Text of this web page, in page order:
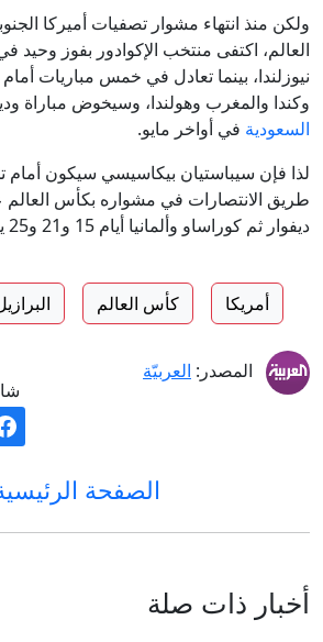
ولكن منذ انتهاء مشوار تصفيات أميركا
العالم، اكتفى منتخب الإكوادور بفوز وحيد
نيوزلندا، بينما تعادل في خمس مباريات
وكندا والمغرب وهولندا، وسيخوض مباراة
السعودية في أواخر مايو.
لذا فإن سيباستيان بيكاسيسي سيكون أمام
طريق الانتصارات في مشواره بكأس
ديفوار ثم كوراساو وألمانيا أيام 15 و21 و25 يونيو.
أمريكا كأس العالم
المصدر: العربيّة
الصفحة
أخبار ذات صلة